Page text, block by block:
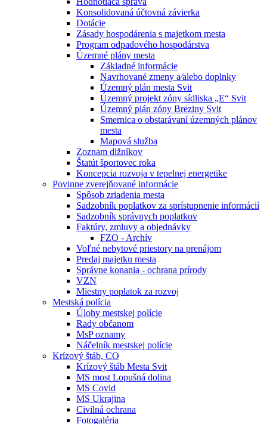
Konsolidovaná účtovná závierka
Dotácie
Zásady hospodárenia s majetkom mesta
Program odpadového hospodárstva
Územné plány mesta
Základné informácie
Navrhované zmeny a⁄alebo doplnky
Územný plán mesta Svit
Územný projekt zóny sídliska „E“ Svit
Územný plán zóny Breziny Svit
Smernica o obstarávaní územných plánov
mesta
Mapová služba
Zoznam dlžníkov
Štatút športovec roka
Koncepcia rozvoja v tepelnej energetike
Povinne zverejňované informácie
Spôsob zriadenia mesta
Sadzobník poplatkov za sprístupnenie informácií
Sadzobník správnych poplatkov
Faktúry, zmluvy a objednávky
FZO - Archív
Voľné nebytové priestory na prenájom
Predaj majetku mesta
Správne konania - ochrana prírody
VZN
Miestny poplatok za rozvoj
Mestská polícia
Úlohy mestskej polície
Rady občanom
MsP oznamy
Náčelník mestskej polície
Krízový štáb, CO
Krízový štáb Mesta Svit
MS most Lopušná dolina
MS Covid
MS Ukrajina
Civilná ochrana
Fotogaléria